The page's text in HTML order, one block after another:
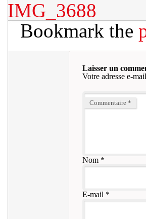
IMG_3688
Bookmark the
Laisser un
Votre adresse e-
Commentaire *
Nom*
E-mail *